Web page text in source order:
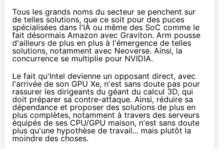
Tous les grands noms du secteur se penchent sur
de telles solutions, que ce soit pour des puces
spécialisées dans l'IA ou même des SoC comme le
fait désormais Amazon avec Graviton. Arm pousse
d'ailleurs de plus en plus à l'émergence de telles
solutions, notamment avec Neoverse. Ainsi, la
concurrence se multiplie pour NVIDIA.
Le fait qu'Intel devienne un opposant direct, avec
l'arrivée de son GPU Xe, n'est sans doute pas pour
rassurer les dirigeants du géant du calcul 3D, qui
doit préparer sa contre-attaque. Ainsi, réduire sa
dépendance et proposer des solutions de plus en
plus complètes, notamment à travers des serveurs
équipés de ses CPU/GPU maison, n'est sans doute
plus qu'une hypothèse de travail... mais plutôt la
moindre des choses.